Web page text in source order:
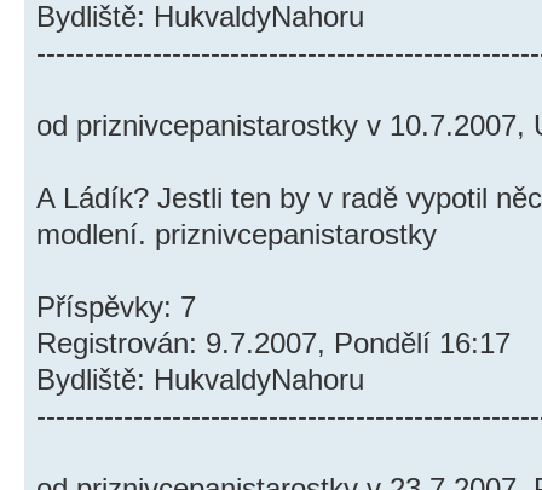
Bydliště: HukvaldyNahoru
od priznivcepanistarostky v 10.7.2007,
A Ládík? Jestli ten by v radě vypotil
modlení. priznivcepanistarostky
Příspěvky: 7
Registrován: 9.7.2007, Pondělí 16:17
Bydliště: HukvaldyNahoru